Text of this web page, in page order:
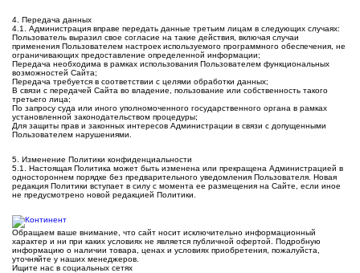
4. Передача данных
4.1. Администрация вправе передать данные третьим лицам в следующих случаях:
Пользователь выразил свое согласие на такие действия, включая случаи
применения Пользователем настроек используемого программного обеспечения, не
ограничивающих предоставление определенной информации;
Передача необходима в рамках использования Пользователем функциональных
возможностей Сайта;
Передача требуется в соответствии с целями обработки данных;
В связи с передачей Сайта во владение, пользование или собственность такого
третьего лица;
По запросу суда или иного уполномоченного государственного органа в рамках
установленной законодательством процедуры;
Для защиты прав и законных интересов Администрации в связи с допущенными
Пользователем нарушениями.
5. Изменение Политики конфиденциальности
5.1. Настоящая Политика может быть изменена или прекращена Администрацией в
одностороннем порядке без предварительного уведомления Пользователя. Новая
редакция Политики вступает в силу с момента ее размещения на Сайте, если иное
не предусмотрено новой редакцией Политики.
Обращаем ваше внимание, что сайт носит исключительно информационный
характер и ни при каких условиях не является публичной офертой. Подробную
информацию о наличии товара, ценах и условиях приобретения, пожалуйста,
уточняйте у наших менеджеров.
Ищите нас в социальных сетях